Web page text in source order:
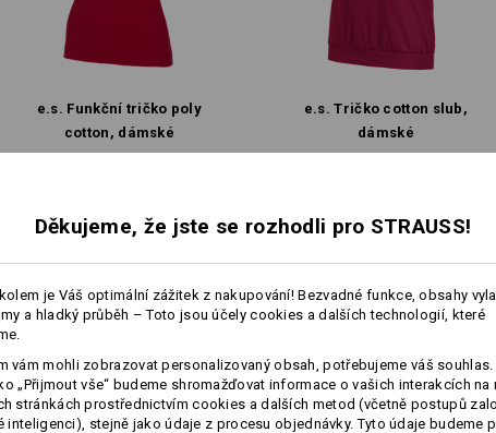
Při výběru velikosti dbejte
Personalizace:
Vlastní návrh
e.s. Funkční tričko poly
cotton, dámské
e.s. Tričko cotton slub,
dámské
7
+4 další vybavení
7
+2 další vybavení
Děkujeme, že jste se rozhodli pro STRAUSS!
je Váš optimální zážitek z nakupování! Bezvadné funkce, obsahy
a hladký průběh – Toto jsou účely cookies a dalších technologií, které
vám mohli zobrazovat personalizovaný obsah, potřebujeme váš souhlas.
„Přijmout vše“ budeme shromažďovat informace o vašich interakcích na
stránkách prostřednictvím cookies a dalších metod (včetně postupů
inteligenci), stejně jako údaje z procesu objednávky. Tyto údaje budeme